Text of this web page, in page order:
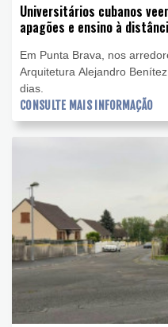
Universitários cubanos
apagões e ensino à
Em Punta Brava, nos
Arquitetura Alejandro
dias.
CONSULTE MAIS INFORMAÇÃO